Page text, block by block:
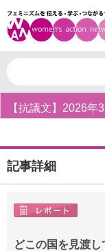
【抗議文】2026
記事詳細
どこの国を見渡